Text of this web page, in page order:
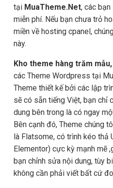
tại MuaTheme.Net, các
miễn phí. Nếu bạn chưa trỏ
miền về hosting cpanel,
này.
Kho theme hàng trăm
các Theme Wordpress tại
Theme thiết kế bởi các lập
sẽ có sẵn tiếng Việt, bạn chỉ
dung bên trong là có ngay
Bên cạnh đó, Theme chúng
là Flatsome, có trình kéo thả
Elementor) cực kỳ mạnh mẽ
bạn chỉnh sửa nội dung, tùy
không cần phải viết bất cứ